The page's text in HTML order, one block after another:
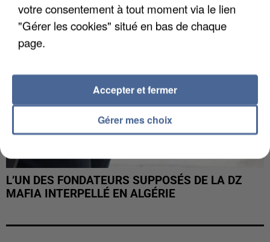
L’UN DES FONDATEURS SUPPOSÉS DE LA DZ
MAFIA INTERPELLÉ EN ALGÉRIE
votre consentement à tout moment via le lien
"Gérer les cookies" situé en bas de chaque
page.
Gérer mes choix
Accepter et fermer